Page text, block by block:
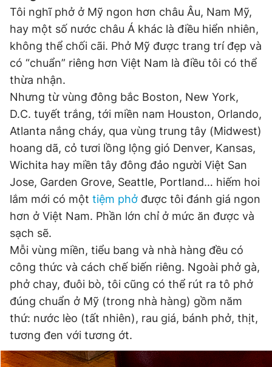
Theo dõi báo trên
Hotline Liên hệ quảng cáo
Đặt báo Quảng cáo RSS Tòa soạn Chính sách bảo
Tổng biên tập: Nguyễn Ngọc Toàn
Phó tổng biên tập thường trực: Hải Thành
Phó tổng biên tập: Lâm Hiếu Dũng
Phó tổng biên tập: Trần Việt Hưng
Tổng thư ký tòa soạn: Đức Trung
Giấy phép xuất bản số 110/GP - BTTTT cấp ngày 24.3.2020
© 2003-2026 Bản quyền thuộc về Báo Thanh Niên. Cấm sao
chép dưới mọi hình thức nếu không có sự chấp thuận bằng văn
bản. Phát triển bởi ePi Technologies, JSC.
Tôi nghĩ phở ở Mỹ ngon hơn châu Âu, Nam Mỹ,
hay một số nước châu Á khác là điều hiển nhiên,
không thể chối cãi. Phở Mỹ được trang trí đẹp và
có “chuẩn” riêng hơn Việt Nam là điều tôi có thể
thừa nhận.
Nhưng từ vùng đông bắc Boston, New York,
D.C. tuyết trắng, tới miền nam Houston, Orlando,
Atlanta nắng cháy, qua vùng trung tây (Midwest)
hoang dã, cỏ tươi lồng lộng gió Denver, Kansas,
Wichita hay miền tây đông đảo người Việt San
Jose, Garden Grove, Seattle, Portland… hiếm hoi
lắm mới có một tiệm phở được tôi đánh giá ngon
hơn ở Việt Nam. Phần lớn chỉ ở mức ăn được và
sạch sẽ.
Mỗi vùng miền, tiểu bang và nhà hàng đều có
công thức và cách chế biến riêng. Ngoài phở gà,
phở chay, đuôi bò, tôi cũng có thể rút ra tô phở
đúng chuẩn ở Mỹ (trong nhà hàng) gồm năm
thứ: nước lèo (tất nhiên), rau giá, bánh phở, thịt,
tương đen với tương ớt.